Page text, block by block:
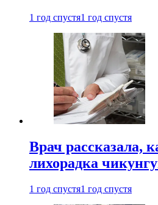
1 год спустя1 год спустя
Врач рассказала,
лихорадка
1 год спустя1 год спустя